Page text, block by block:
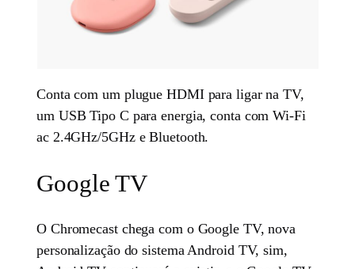
Conta com um plugue HDMI para ligar na TV,
um USB Tipo C para energia, conta com Wi-Fi
ac 2.4GHz/5GHz e Bluetooth.
Google TV
O Chromecast chega com o Google TV, nova
personalização do sistema Android TV, sim,